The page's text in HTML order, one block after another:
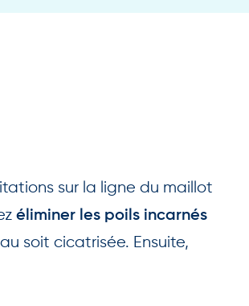
sur la ligne du maillot
éliminer les poils incarnés
soit cicatrisée. Ensuite,